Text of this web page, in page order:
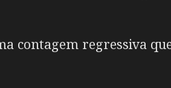
contagem regressiva